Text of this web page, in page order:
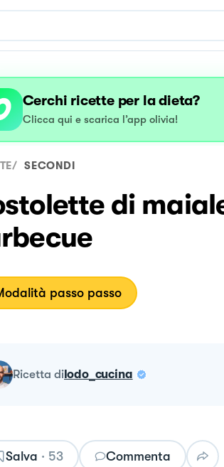
Cerchi ricette per la dieta?
Clicca qui e scarica l’app olivia!
/ SECONDI
di
passo passo
ricetta dilodo_cucina
Salva · 53 Commenta